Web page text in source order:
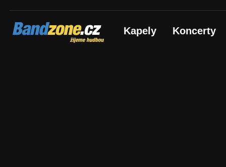
Bandzone.cz
žijeme hudbou Kapely Koncerty